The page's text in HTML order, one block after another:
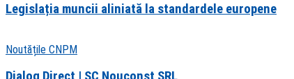
Legislația muncii aliniată la standardele europene
Noutățile CNPM